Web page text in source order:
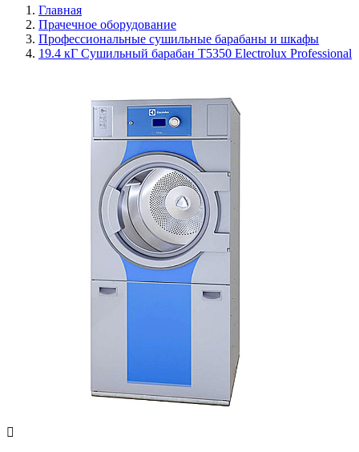
Главная
Прачечное оборудование
Профессиональные сушильные барабаны и шкафы
19.4 кГ Сушильный барабан Т5350 Electrolux Professional
